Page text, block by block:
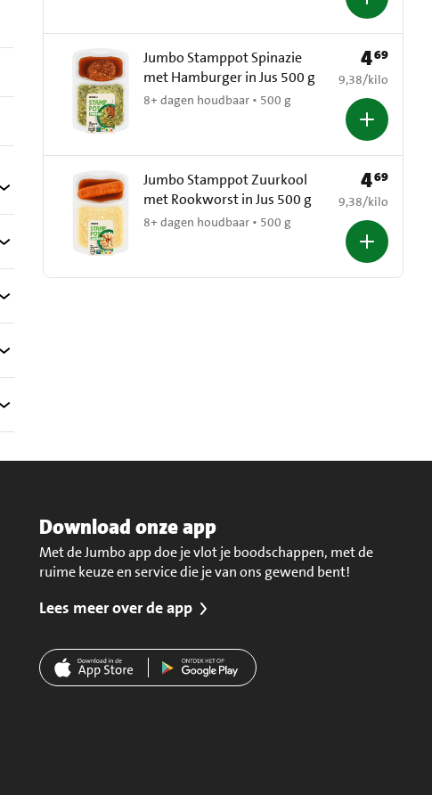
Jumbo Stamppot Spinazie
met Hamburger in Jus 500 g
8+ dagen houdbaar • 500 g
Prijs: € 4,69
469
€ 9,38 per kilo
9,38/kilo
Jumbo Stamppot Zuurkool
met Rookworst in Jus 500 g
8+ dagen houdbaar • 500 g
Prijs: € 4,69
469
€ 9,38 per kilo
9,38/kilo
Download onze app
Met de Jumbo app doe je vlot je boodschappen, met de
ruime keuze en service die je van ons gewend bent!
Lees meer over de app